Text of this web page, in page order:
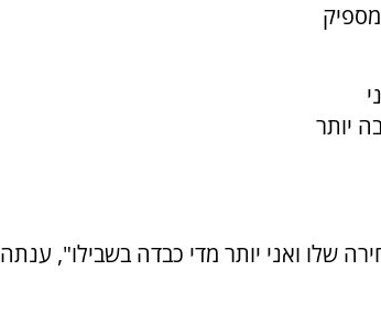
יותר
שלו ואני יותר מדי כבדה בשבילו", ענתה